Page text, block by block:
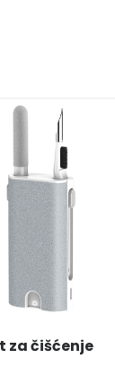
za čišćenje